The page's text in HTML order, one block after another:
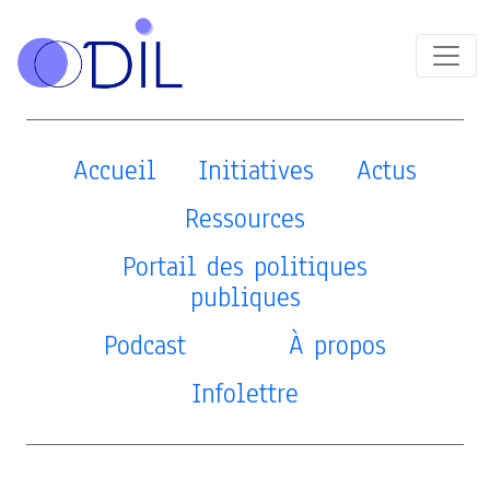
Accueil Initiatives
Actus
Ressources
Portail des politiques
publiques
Podcast
À propos
Infolettre